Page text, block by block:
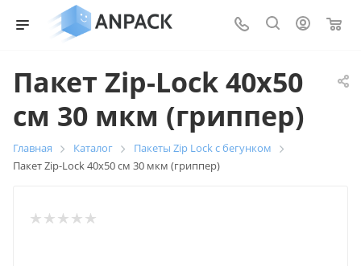
0
Пакет Zip-Lock 40х50
см 30 мкм (гриппер)
Главная Каталог
Пакеты Zip Lock с бегунком
Пакет Zip-Lock 40х50 см 30 мкм (гриппер)